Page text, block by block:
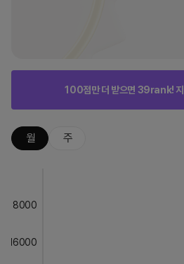
100점만 더 받으면 39rank! 지
월 주
8000
16000